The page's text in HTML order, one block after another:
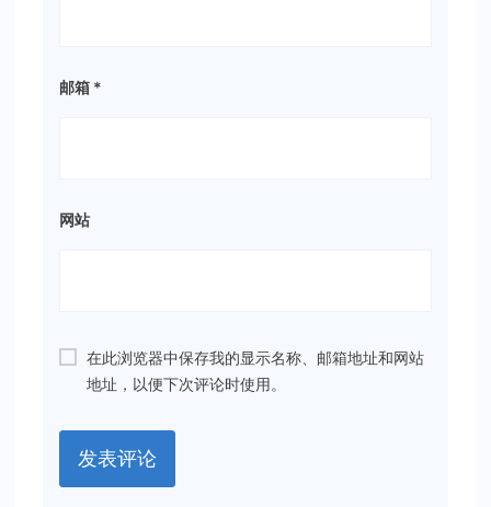
邮箱 *
网站
在此浏览器中保存我的显示名称、邮箱地址和网站
地址，以便下次评论时使用。